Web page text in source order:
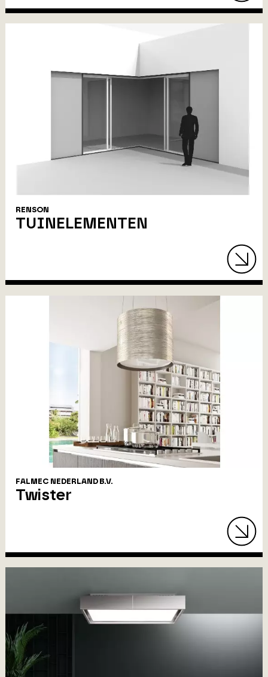
RENSON
TUINELEMENTEN
FALMEC NEDERLAND B.V.
Twister